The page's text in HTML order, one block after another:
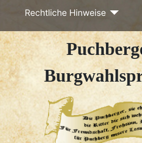
Rechtliche Hinweise